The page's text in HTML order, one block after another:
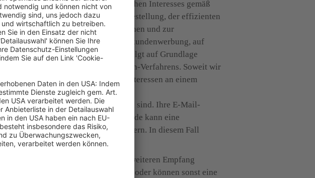
unseres berechtigten wirtschaftlichen Interesses gemäß
und leichten Abwicklung Ihrer Bestellung, der effizienten
Angebote, für Produktinformationen und zur
wir, z.B. im Fall von Bestandskundenwerbung, auf
des Anmeldeverfahrens erfolgt auf Grundlage
durchgeführten Double-Opt-In-Verfahrens. Soweit wir
Grundlage unserer berechtigten Interessen an einem
Verarbeitung nicht mehr erforderlich sind. Ihre E-Mail-
aktiv ist. Auch nach Vertragsende kann eine
des Vertragspartners zu speichern. In diesem Fall
widerrufen, bzw. dem weiteren Empfang
am Ende eines jeden Newsletters oder können sonst eine